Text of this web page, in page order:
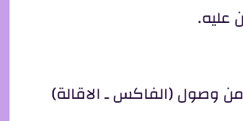
عليه.
وصول (الفاكس ـ الاقالة)